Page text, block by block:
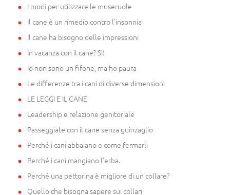
I modi per utilizzare le museruole
Il cane è un rimedio contro l'insonnia
Il cane ha bisogno delle impressioni
In vacanza con il cane? Si!
Io non sono un fifone, ma ho paura
Le differenze tra i cani di diverse dimensioni
LE LEGGI E IL CANE
Leadership e relazione genitoriale
Passeggiate con il cane senza guinzaglio
Perché i cani abbaiano e come fermarli
Perché i cani mangiano l'erba.
Perché una pettorina è migliore di un collare?
Quello che bisogna sapere sui collari